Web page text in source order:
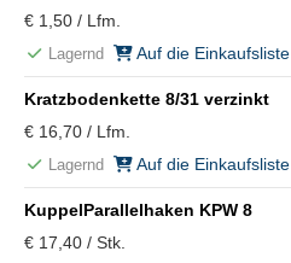
€ 1,50 / Lfm.
Lagernd Auf die Einkaufsliste
Kratzbodenkette 8/31 verzinkt
€ 16,70 / Lfm.
Lagernd Auf die Einkaufsliste
KuppelParallelhaken KPW 8
€ 17,40 / Stk.